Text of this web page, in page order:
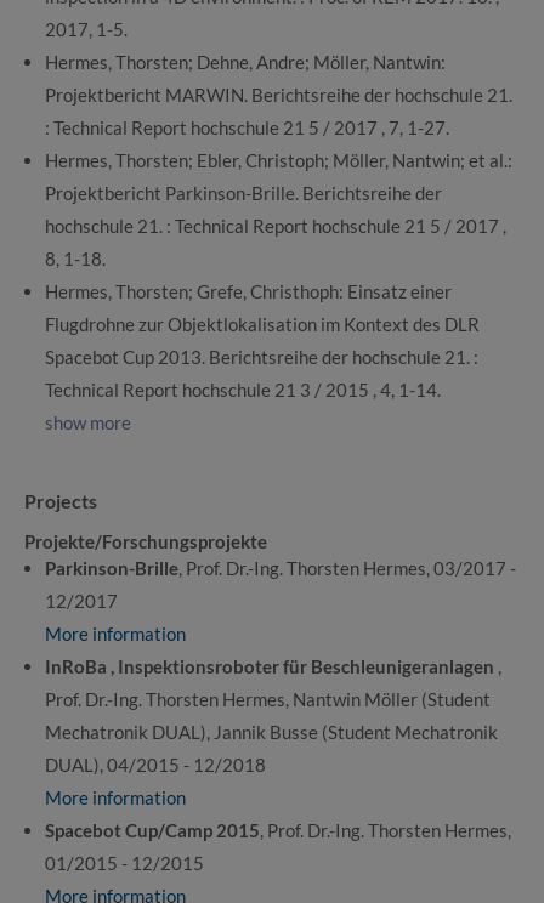
2017, 1-5.
Hermes, Thorsten; Dehne, Andre; Möller, Nantwin:
Projektbericht MARWIN. Berichtsreihe der hochschule 21.
: Technical Report hochschule 21 5 / 2017 , 7, 1-27.
Hermes, Thorsten; Ebler, Christoph; Möller, Nantwin; et al.:
Projektbericht Parkinson-Brille. Berichtsreihe der
hochschule 21. : Technical Report hochschule 21 5 / 2017 ,
8, 1-18.
Hermes, Thorsten; Grefe, Christhoph: Einsatz einer
Flugdrohne zur Objektlokalisation im Kontext des DLR
Spacebot Cup 2013. Berichtsreihe der hochschule 21. :
Technical Report hochschule 21 3 / 2015 , 4, 1-14.
show more
Projects
Projekte/Forschungsprojekte
Parkinson-Brille, Prof. Dr.-Ing. Thorsten Hermes, 03/2017 -
12/2017
More information
InRoBa , Inspektionsroboter für Beschleunigeranlagen ,
Prof. Dr.-Ing. Thorsten Hermes, Nantwin Möller (Student
Mechatronik DUAL), Jannik Busse (Student Mechatronik
DUAL), 04/2015 - 12/2018
More information
Spacebot Cup/Camp 2015, Prof. Dr.-Ing. Thorsten Hermes,
01/2015 - 12/2015
More information